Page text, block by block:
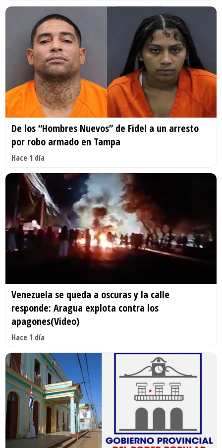
De los “Hombres Nuevos” de Fidel a un arresto
por robo armado en Tampa
Hace 1 día
Venezuela se queda a oscuras y la calle
responde: Aragua explota contra los
apagones(Video)
Hace 1 día